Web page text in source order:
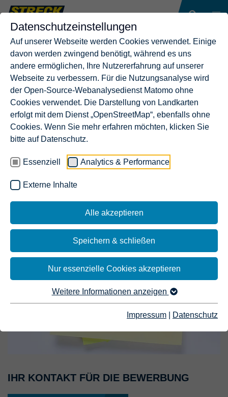
Datenschutzeinstellungen
Auf unserer Webseite werden Cookies verwendet. Einige
davon werden zwingend benötigt, während es uns
andere ermöglichen, Ihre Nutzererfahrung auf unserer
Webseite zu verbessern. Für die Nutzungsanalyse wird
der Open-Source-Webanalysedienst Matomo ohne
Cookies verwendet. Die Darstellung von Landkarten
erfolgt mit dem Dienst „OpenStreetMap“, ebenfalls ohne
Cookies. Wenn Sie mehr erfahren möchten, klicken Sie
bitte auf Datenschutz.
Essenziell Analytics & Performance
Externe Inhalte
Alle akzeptieren
Speichern & schließen
Nur essenzielle Cookies akzeptieren
Weitere Informationen anzeigen
Impressum Datenschutz
IHR KONTAKT FÜR DIE BEWERBUNG